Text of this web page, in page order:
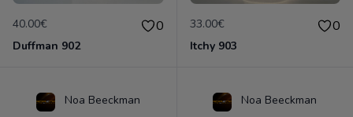
40.00€ 0
Duffman 902
33.00€ 0
Itchy 903
Noa Beeckman Noa Beeckman